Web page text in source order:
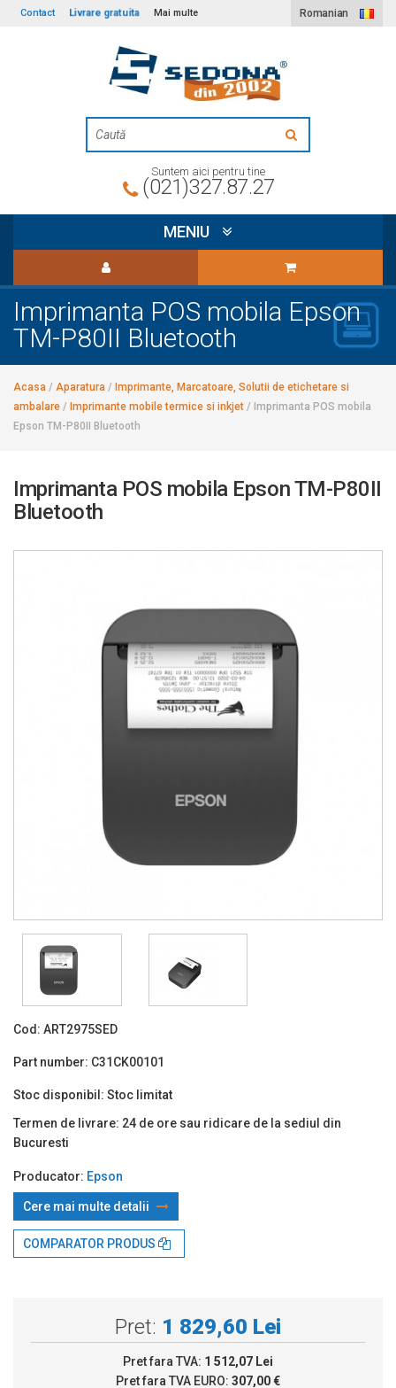
Contact Livrare gratuita Mai multe Romanian
Suntem aici pentru tine
(021)327.87.27
MENIU
Imprimanta POS mobila Epson
TM-P80II Bluetooth
Acasa / Aparatura / Imprimante, Marcatoare, Solutii de etichetare si
ambalare / Imprimante mobile termice si inkjet / Imprimanta POS mobila
Epson TM-P80II Bluetooth
Imprimanta POS mobila Epson TM-P80II
Bluetooth
Cod: ART2975SED
Part number: C31CK00101
Stoc disponibil: Stoc limitat
Termen de livrare: 24 de ore sau ridicare de la sediul din
Bucuresti
Producator: Epson
Cere mai multe detalii
COMPARATOR PRODUS
Pret: 1 829,60 Lei
Pret fara TVA: 1 512,07 Lei
Pret fara TVA EURO: 307,00 €
Prin TBI:468.38 Lei x 4 rate*